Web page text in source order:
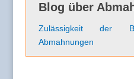
Blog über
Zulässigkeit der
Abmahnungen